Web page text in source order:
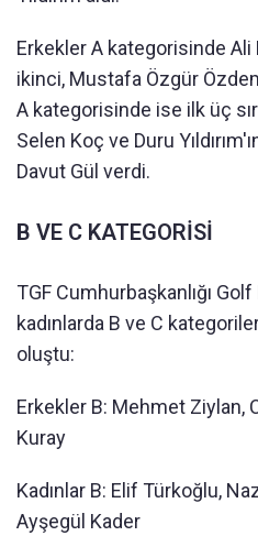
Erkekler A kategorisinde Ali
ikinci, Mustafa Özgür
A kategorisinde ise ilk üç
Selen Koç ve Duru
Davut Gül verdi.
B VE C KATEGORİSİ
TGF Cumhurbaşkanlığı
kadınlarda B ve C
oluştu:
Erkekler B: Mehmet Ziylan,
Kuray
Kadınlar B: Elif Türkoğlu,
Ayşegül Kader